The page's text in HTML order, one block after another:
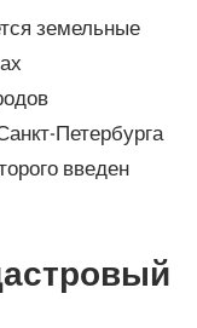
земельные
Петербурга
введен